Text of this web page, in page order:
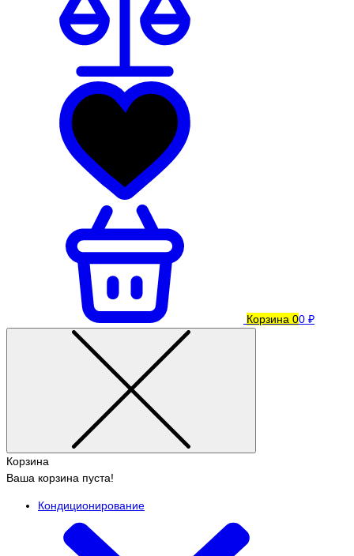
Корзина 00 ₽
Корзина
Ваша корзина пуста!
Кондиционирование